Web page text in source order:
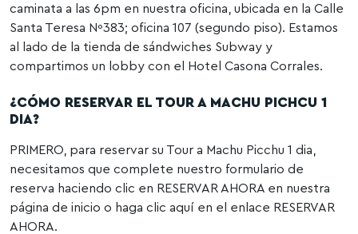
caminata a las 6pm en nuestra oficina, ubicada en la Calle
Santa Teresa Nº383; oficina 107 (segundo piso). Estamos
al lado de la tienda de sándwiches Subway y
compartimos un lobby con el Hotel Casona Corrales.
¿CÓMO RESERVAR EL TOUR A MACHU PICHCU 1
DIA?
PRIMERO, para reservar su Tour a Machu Picchu 1 dia,
necesitamos que complete nuestro formulario de
reserva haciendo clic en RESERVAR AHORA en nuestra
página de inicio o haga clic aquí en el enlace RESERVAR
AHORA.